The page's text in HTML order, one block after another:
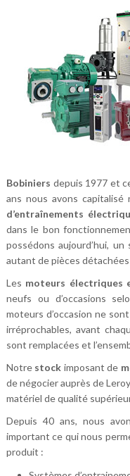
Bobiniers depuis 1977 et
ans nous avons
d’entraînements
dans le bon
possédons aujourd’hui,
autant de pièces détachées
Les moteurs électriques
neufs ou d’occasions
moteurs d’occasion ne
irréprochables, avant
sont remplacées et
Notre stock imposant de
de négocier auprès de
matériel de qualité
Depuis 40 ans, nous
important ce qui nous
produit :